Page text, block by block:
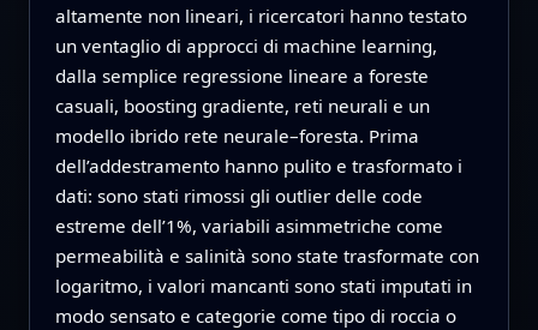
altamente non lineari, i ricercatori hanno testato
un ventaglio di approcci di machine learning,
dalla semplice regressione lineare a foreste
casuali, boosting gradiente, reti neurali e un
modello ibrido rete neurale–foresta. Prima
dell’addestramento hanno pulito e trasformato i
dati: sono stati rimossi gli outlier delle code
estreme dell’1%, variabili asimmetriche come
permeabilità e salinità sono state trasformate con
logaritmo, i valori mancanti sono stati imputati in
modo sensato e categorie come tipo di roccia o